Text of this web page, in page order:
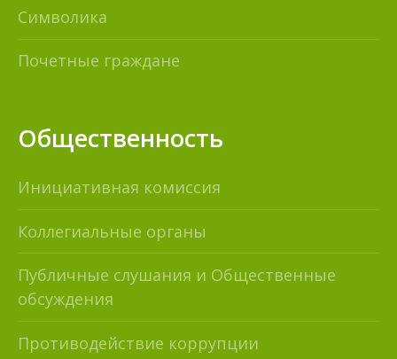
Символика
Почетные граждане
Общественность
Инициативная комиссия
Коллегиальные органы
Публичные слушания и Общественные
обсуждения
Противодействие коррупции